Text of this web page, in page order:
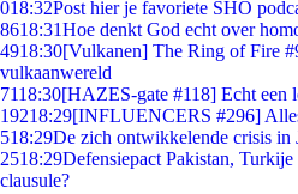
018:32Post hier je favoriete SHO
8618:31Hoe denkt God echt over
4918:30[Vulkanen] The Ring of Fire
vulkaanwereld
7118:30[HAZES-gate #118] Echt een
19218:29[INFLUENCERS #296]
518:29De zich ontwikkelende crisis in
2518:29Defensiepact Pakistan,
clausule?